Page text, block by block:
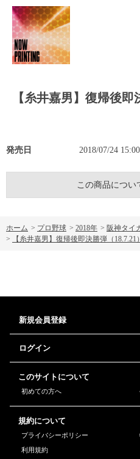
【糸井嘉男】復帰後即
発売日 2018/07/24
この商品につい
ホーム > プロ野球 > 2018年 > 阪神タイ
>
【糸井嘉男】復帰後即決勝弾（18.7.21）
新規会員登録
ログイン
このサイトについて
初めての方へ
規約について
プライバシーポリシー
利用規約